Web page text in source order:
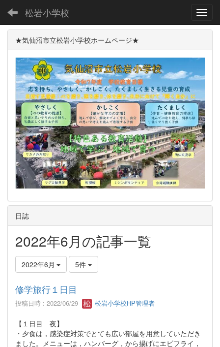
松岩小学校
★気仙沼市立松岩小学校ホームページ★
日誌
2022年6月の記事一覧
2022年6月 5件
修学旅行１日目
投稿日時 : 2022/06/29 松岩小学校HP管理者
【１日目 夜】
・夕食は，感染症対策でとても広い部屋を用意していただき
ました。メニューは，ハンバーグ，から揚げにエビフライ，